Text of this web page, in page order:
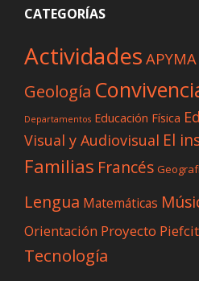
CATEGORÍAS
Actividades APYMA
Geología
Departamentos Educación Física
Visual y Audiovisual El
Familias Francés
Lengua Matemáticas
Orientación Proyecto
Tecnología